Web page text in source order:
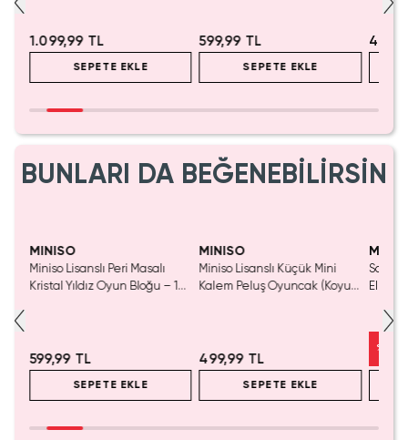
1.099,99 TL
SEPETE EKLE
599,99 TL
SEPETE EKLE
BUNLARI DA BEĞENEBİLİRSİN
MINISO
Miniso Lisanslı Peri Masalı
Kristal Yıldız Oyun Bloğu – 14
599,99 TL
SEPETE EKLE
MINISO
Miniso Lisanslı Küçük Mini
Kalem Peluş Oyuncak (Koyu
499,99 TL
SEPETE EKLE
Sanrio
Elma
%